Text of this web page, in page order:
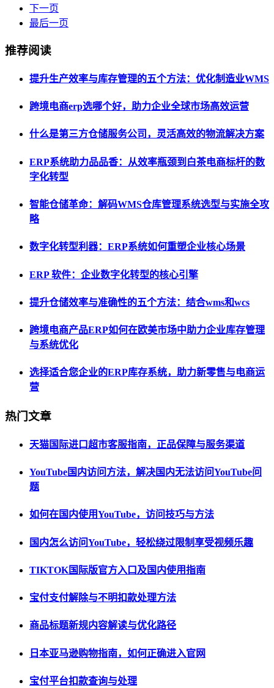
下一页
最后一页
推荐阅读
提升生产效率与库存管理的五个方法：优化制造业WMS
跨境电商erp选哪个好，助力企业全球市场高效运营
什么是第三方仓储服务公司，灵活高效的物流解决方案
ERP系统助力品品香：从效率瓶颈到白茶电商标杆的数
字化转型
智能仓储革命：解码WMS仓库管理系统选型与实施全攻
略
数字化转型利器：ERP系统如何重塑企业核心场景
ERP 软件：企业数字化转型的核心引擎
提升仓储效率与准确性的五个方法：结合wms和wcs
跨境电商产品ERP如何在欧美市场中助力企业库存管理
与系统优化
选择适合您企业的ERP库存系统，助力新零售与电商运
营
热门文章
天猫国际进口超市客服指南，正品保障与服务渠道
YouTube国内访问方法，解决国内无法访问YouTube问
题
如何在国内使用YouTube，访问技巧与方法
国内怎么访问YouTube，轻松绕过限制享受视频乐趣
TIKTOK国际版官方入口及国内使用指南
宝付支付解除与不明扣款处理方法
商品标题新规内容解读与优化路径
日本亚马逊购物指南，如何正确进入官网
宝付平台扣款查询与处理